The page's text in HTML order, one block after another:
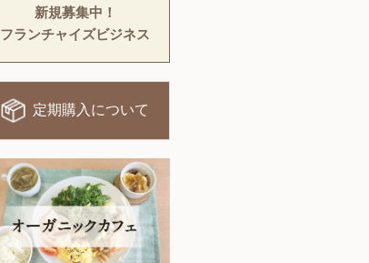
新規募集中！
フランチャイズビジネス
定期購入について